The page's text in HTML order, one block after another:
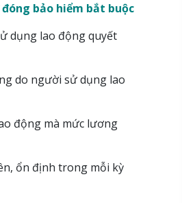
bảo hiểm bắt buộc
dụng lao động quyết
do người sử dụng lao
động mà mức lương
ổn định trong mỗi kỳ